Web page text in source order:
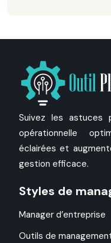
Suivez les astuces
opérationnelle
éclairées et
gestion efficace.
Styles de
Manager d’entreprise
Outils de